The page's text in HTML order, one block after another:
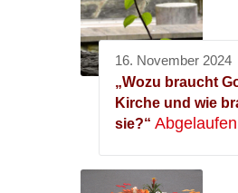
16. November 2024
„Wozu braucht
Kirche und wie
sie?“